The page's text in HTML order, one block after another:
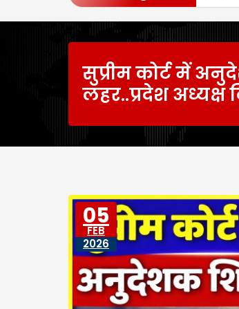
सुप्रीम कोर्ट में
लहर..प्रदेश अध्यक्ष
05
FEB
2026